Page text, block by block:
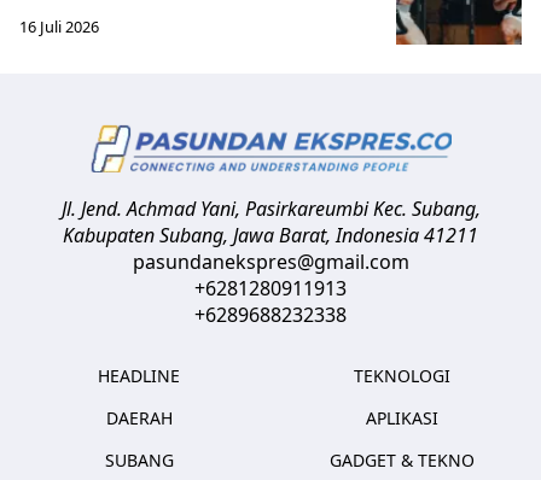
16 Juli 2026
Jl. Jend. Achmad Yani, Pasirkareumbi Kec. Subang,
Kabupaten Subang, Jawa Barat,Indonesia41211
pasundanekspres@gmail.com
+6281280911913
+6289688232338
HEADLINE
DAERAH
SUBANG
TEKNOLOGI
APLIKASI
GADGET & TEKNO